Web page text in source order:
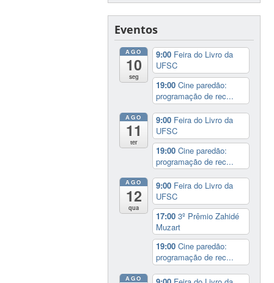
Eventos
AGO
10
seg
9:00 Feira do Livro da
UFSC
19:00Cine paredão:
programação de rec...
AGO
11
ter
9:00 Feira do Livro da
UFSC
19:00Cine paredão:
programação de rec...
AGO
12
qua
9:00 Feira do Livro da
UFSC
17:003º Prêmio Zahidé
Muzart
19:00Cine paredão:
programação de rec...
AGO